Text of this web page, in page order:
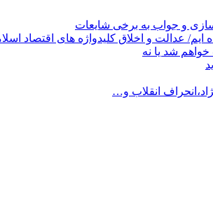
و جواب به برخی شایعات
عدالت و اخلاق کلیدواژه های اقتصاد
شد یا نه
انقلاب و…